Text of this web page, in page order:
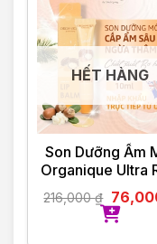
– Hỗ trợ tư vấn
VIOLET PHAM –
HẾT HÀNG
Son Dưỡng Ẩm
Organique Ultra
Lip Balm 10ml
216,000₫